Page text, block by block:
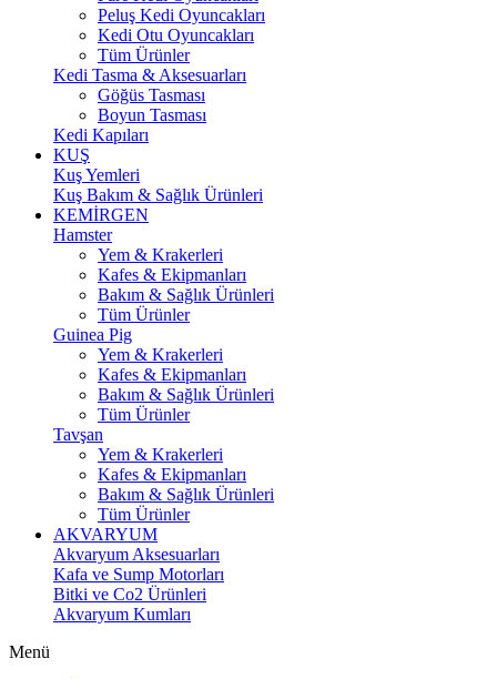
Peluş Kedi Oyuncakları
Kedi Otu Oyuncakları
Tüm Ürünler
Kedi Tasma & Aksesuarları
Göğüs Tasması
Boyun Tasması
Kedi Kapıları
KUŞ
Kuş Yemleri
Kuş Bakım & Sağlık Ürünleri
KEMİRGEN
Hamster
Yem & Krakerleri
Kafes & Ekipmanları
Bakım & Sağlık Ürünleri
Tüm Ürünler
Guinea Pig
Yem & Krakerleri
Kafes & Ekipmanları
Bakım & Sağlık Ürünleri
Tüm Ürünler
Tavşan
Yem & Krakerleri
Kafes & Ekipmanları
Bakım & Sağlık Ürünleri
Tüm Ürünler
AKVARYUM
Akvaryum Aksesuarları
Kafa ve Sump Motorları
Bitki ve Co2 Ürünleri
Akvaryum Kumları
Menü